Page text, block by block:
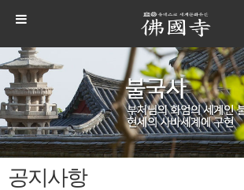
공지사항